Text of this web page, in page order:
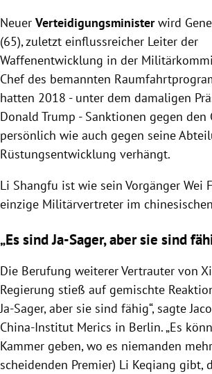
Neuer Verteidigungsministerwird
(65), zuletzt einflussreicher Leiter der
Waffenentwicklung in der
Chef des bemannten
hatten 2018 - unter dem damaligen
Donald Trump - Sanktionen gegen den
persönlich wie auch gegen seine
Rüstungsentwicklung verhängt.
Li Shangfu ist wie sein Vorgänger Wei
einzige Militärvertreter im
„Es sind Ja-Sager, aber sie sind
Die Berufung weiterer Vertrauter von
Regierung stieß auf gemischte
Ja-Sager, aber sie sind fähig“, sagte
China-Institut Merics in Berlin. „Es
Kammer geben, wo es niemanden
scheidenden Premier) Li Keqiang gibt,